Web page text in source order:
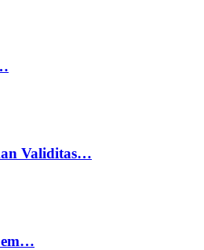
Validitas…